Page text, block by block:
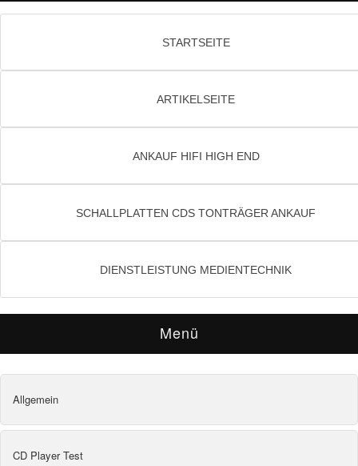
STARTSEITE
ARTIKELSEITE
ANKAUF HIFI HIGH END
SCHALLPLATTEN CDS TONTRÄGER ANKAUF
DIENSTLEISTUNG MEDIENTECHNIK
Menü
Allgemein
CD Player Test